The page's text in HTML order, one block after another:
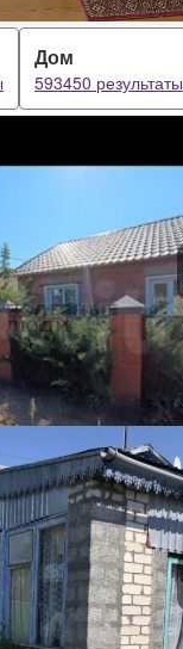
Дом
593450 результаты